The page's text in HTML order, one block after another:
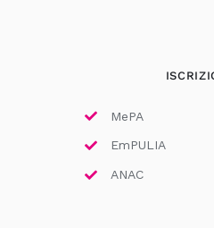
MePA
EmPULIA
ANAC